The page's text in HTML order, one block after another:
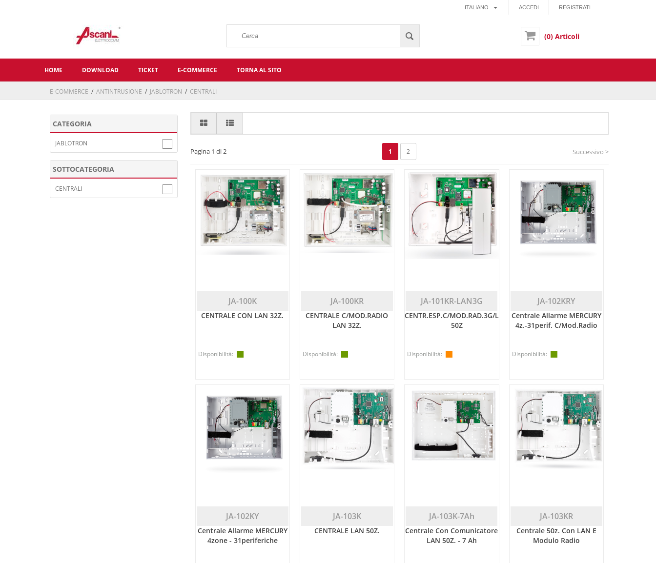
ACCEDI REGISTRATI
ITALIANO
(0) Articoli
HOME DOWNLOAD TICKET E-COMMERCE TORNA AL SITO
E-COMMERCE / ANTINTRUSIONE / JABLOTRON / CENTRALI
CATEGORIA
JABLOTRON
SOTTOCATEGORIA
CENTRALI
Pagina 1 di 2 1 2 Successivo >
JA-100K
CENTRALE CON LAN 32Z.
Disponibilità:
JA-100KR
CENTRALE C/MOD.RADIO
LAN 32Z.
Disponibilità:
JA-101KR-LAN3G
CENTR.ESP.C/MOD.RAD.3G/LAN
50Z
Disponibilità:
JA-102KRY
Centrale Allarme MERCURY
4z.-31perif. C/mod.radio
Disponibilità:
JA-102KY
Centrale Allarme MERCURY
4zone - 31periferiche
JA-103K
CENTRALE LAN 50Z.
JA-103K-7Ah
Centrale Con Comunicatore
LAN 50Z. - 7 Ah
JA-103KR
Centrale 50z. Con LAN E
Modulo Radio